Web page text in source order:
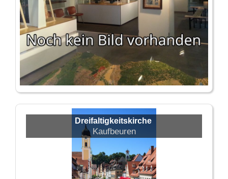
Dreifaltigkeitskirche
Kaufbeuren